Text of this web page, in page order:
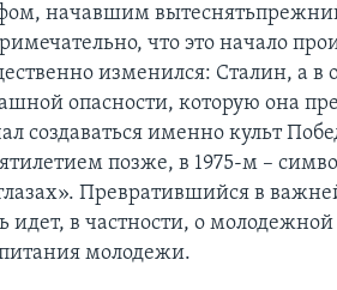
начавшим
что это начало
изменился: Сталин, а в
опасности, которую она
создаваться именно культ
позже, в 1975-м –
Превратившийся в
идет, в частности, о
молодежи.